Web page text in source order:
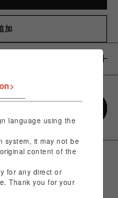
加
language using the
system, it may not be
content of the
for any direct or
Thank you for your